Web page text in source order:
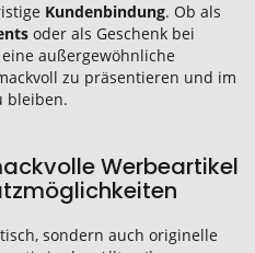
Kundenbindung. Ob als
oder als Geschenk bei
außergewöhnliche
zu präsentieren und im
bleiben.
Werbeartikel
sondern auch originelle